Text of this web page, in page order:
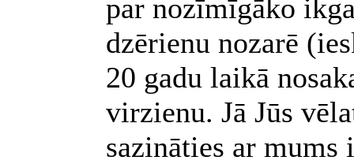
par nozīmīgāko
dzērienu nozarē
20 gadu laikā
virzienu. Jā Jūs
sazināties ar mums